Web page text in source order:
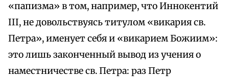
«папизма» в том, например, что Иннокентий
III, не довольствуясь титулом «викария св.
Петра», именует себя и «викарием Божиим»:
это лишь законченный вывод из учения о
наместничестве св. Петра: раз Петр